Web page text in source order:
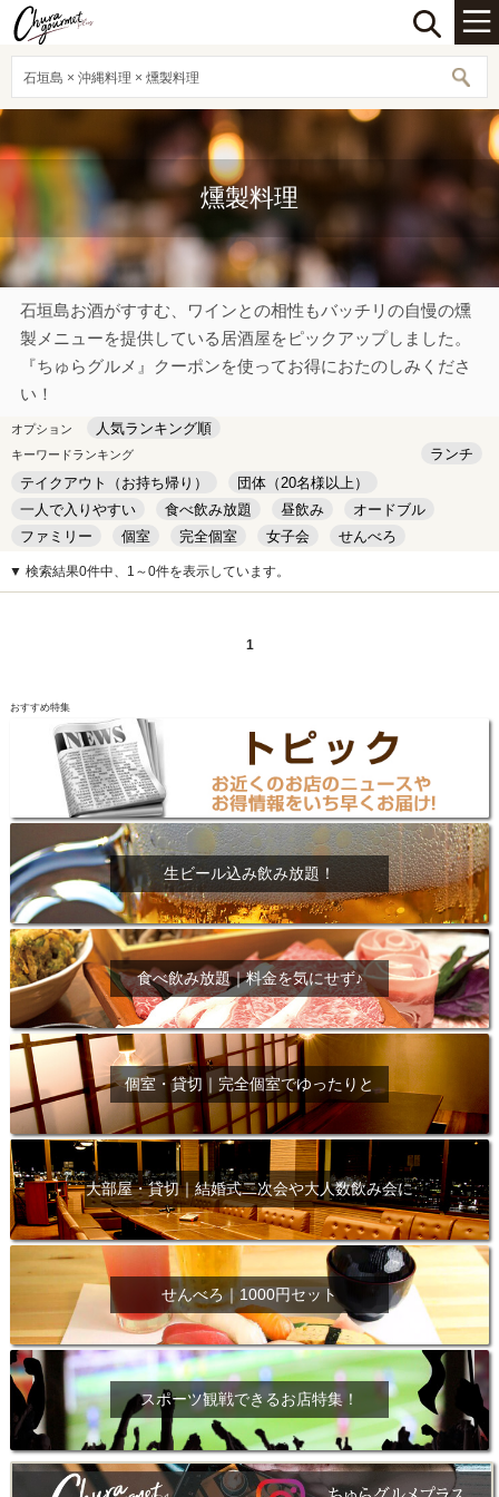
石垣島 × 沖縄料理 × 燻製料理
燻製料理
石垣島お酒がすすむ、ワインとの相性もバッチリの自慢の燻
製メニューを提供している居酒屋をピックアップしました。
『ちゅらグルメ』クーポンを使ってお得におたのしみくださ
い！
オプション 人気ランキング順
キーワードランキング
ランチ
テイクアウト（お持ち帰り）
団体（20名様以上）
一人で入りやすい
食べ飲み放題 昼飲み
オードブル
ファミリー
個室 完全個室 女子会
せんべろ
キッズルーム
安い デート
▼ 検索結果0件中、1～0件を表示しています。
1
おすすめ特集
生ビール込み飲み放題！
食べ飲み放題｜料金を気にせず♪
個室・貸切｜完全個室でゆったりと
大部屋・貸切｜結婚式二次会や大人数飲み会に
せんべろ｜1000円セット
スポーツ観戦できるお店特集！